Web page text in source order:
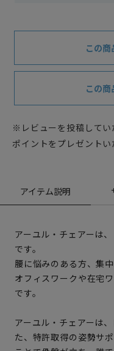
この商
この
※レビューを投稿して
ポイントをプレゼントい
アイテム説明
アーユル・チェアーは
です。
腰に悩みのある方、集
オフィスワークや在宅
です。
アーユル・チェアーは
た、特許取得の姿勢サ